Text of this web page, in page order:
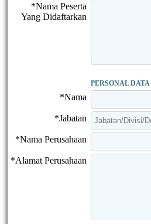
*Nama Peserta
Yang Didaftarkan
PERSONAL DATA
*Nama
*Jabatan
*Nama Perusahaan
*Alamat Perusahaan